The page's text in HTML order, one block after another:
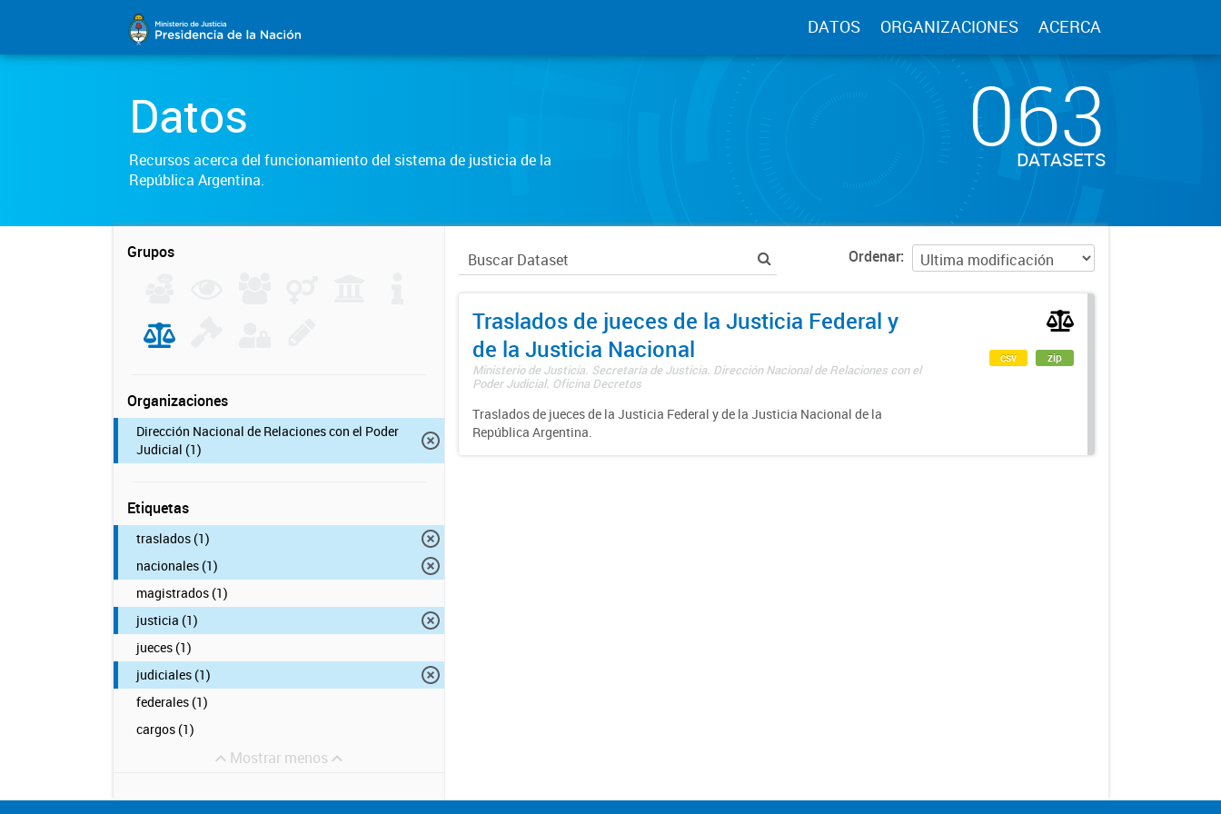
DATOS ORGANIZACIONES ACERCA
Datos
Recursos acerca del funcionamiento del sistema de justicia de la
República Argentina.
063
DATASETS
Grupos
Organizaciones
Dirección Nacional de Relaciones con el Poder
Judicial (1)
Etiquetas
traslados (1)
nacionales (1)
magistrados (1)
justicia (1)
jueces (1)
judiciales (1)
federales (1)
cargos (1)
Mostrar menos
Ordenar
Traslados de jueces de la Justicia Federal y
de la Justicia Nacional
Ministerio de Justicia. Secretaría de Justicia. Dirección Nacional de Relaciones con el
Poder Judicial. Oficina Decretos
Traslados de jueces de la Justicia Federal y de la Justicia Nacional de la
República Argentina.
csv zip